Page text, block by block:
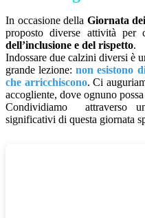
In occasione della Giornata
proposto diverse attività per
dell’inclusione e del rispetto.
Indossare due calzini diversi è
grande lezione:non esistono
che arricchiscono. Ci
accogliente, dove ognuno
Condividiamo attraverso
significativi di questa giornata